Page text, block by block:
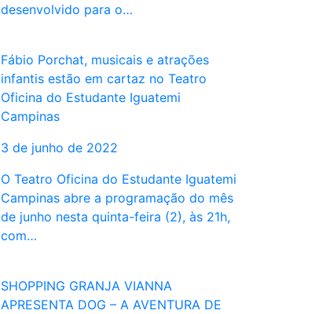
desenvolvido para o…
Fábio Porchat, musicais e atrações
infantis estão em cartaz no Teatro
Oficina do Estudante Iguatemi
Campinas
3 de junho de 2022
O Teatro Oficina do Estudante Iguatemi
Campinas abre a programação do mês
de junho nesta quinta-feira (2), às 21h,
com…
SHOPPING GRANJA VIANNA
APRESENTA DOG – A AVENTURA DE